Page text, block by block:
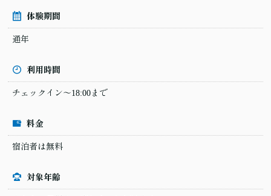
体験期間
通年
利用時間
チェックイン～18:00まで
料金
宿泊者は無料
対象年齢